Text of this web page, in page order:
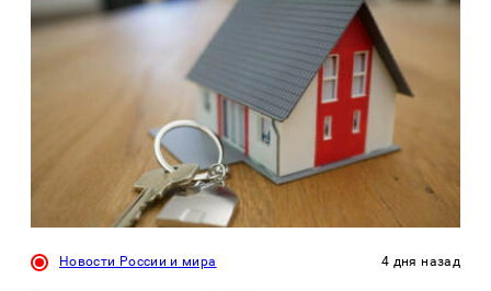
Новости России и мира 4 дня назад